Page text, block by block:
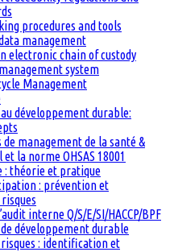
procedures and tools
management
electronic chain of custody
system
Management
développement durable:
de management de la santé &
la norme OHSAS 18001
: théorie et pratique
: prévention et
interne Q/S/E/SI/HACCP/BPF
développement durable
: identification et